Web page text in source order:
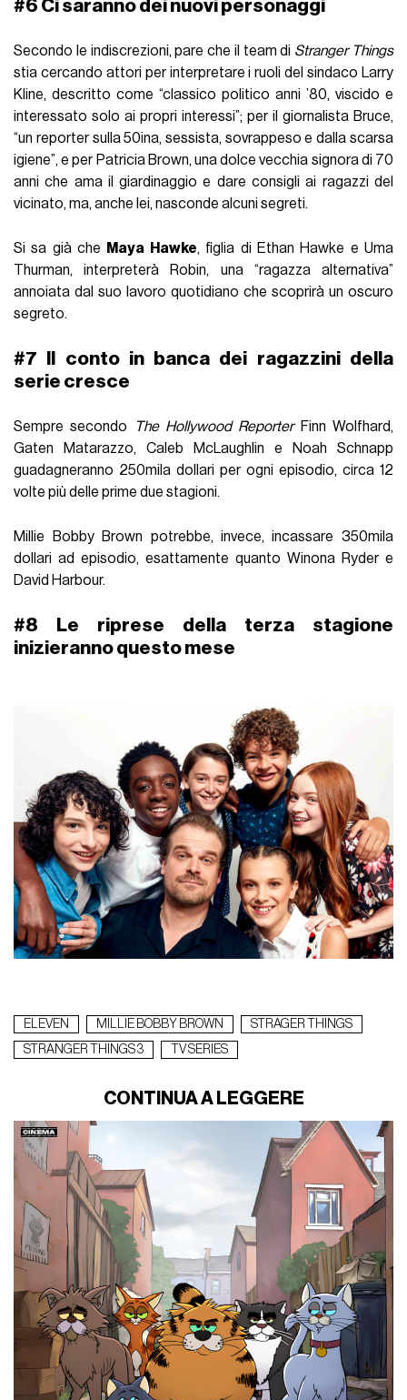
#6 Ci saranno deinuovi personaggi
Secondo le indiscrezioni, pare che il team di Stranger Things
stia cercando attori per interpretare i ruoli del sindaco Larry
Kline, descritto come “classico politico anni ’80, viscido e
interessato solo ai propri interessi”; per il giornalista Bruce,
“un reporter sulla 50ina, sessista, sovrappeso e dalla scarsa
igiene”, e per Patricia Brown, una dolce vecchia signora di 70
anni che ama il giardinaggio e dare consigli ai ragazzi del
vicinato, ma, anche lei, nasconde alcuni segreti.
Si sa già che Maya Hawke, figlia di Ethan Hawke e Uma
Thurman, interpreterà Robin, una “ragazza alternativa”
annoiata dal suo lavoro quotidiano che scoprirà un oscuro
segreto.
#7 Il conto in banca dei ragazzini della
serie cresce
Sempre secondo The Hollywood ReporterFinn Wolfhard,
Gaten Matarazzo, Caleb McLaughlin e Noah Schnapp
guadagneranno 250mila dollari per ogni episodio, circa 12
volte più delle prime due stagioni.
Millie Bobby Brown potrebbe, invece, incassare 350mila
dollari ad episodio, esattamente quanto Winona Ryder e
David Harbour.
#8 Le riprese della terza stagione
inizieranno questo mese
ELEVEN MILLIE BOBBY BROWN
STRAGER THINGS
STRANGER THINGS 3
TV SERIES
CONTINUA A LEGGERE